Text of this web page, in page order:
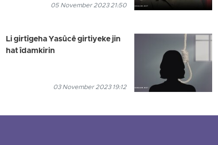
05 November 2023 21:50
Li girtîgeha Yasûcê girtiyeke jin
hat îdamkirin
03 November 2023 19:12